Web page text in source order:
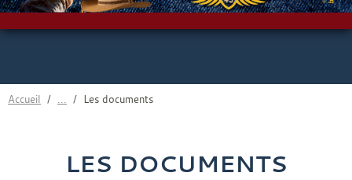
Accueil Les documents
LES DOCUMENTS